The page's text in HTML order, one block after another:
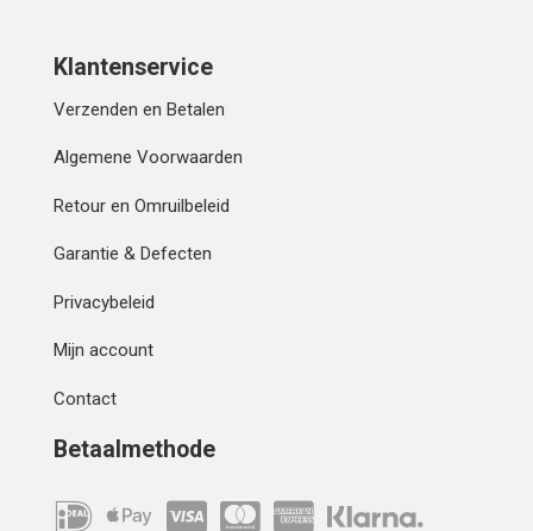
Klantenservice
Verzenden en Betalen
Algemene Voorwaarden
Retour en Omruilbeleid
Garantie & Defecten
Privacybeleid
Mijn account
Contact
Betaalmethode